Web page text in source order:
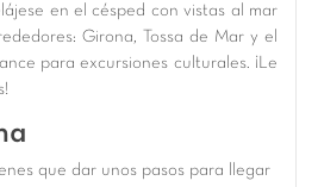
en el césped con vistas al mar
Girona, Tossa de Mar y el
para excursiones culturales. ¡Le
que dar unos pasos para llegar